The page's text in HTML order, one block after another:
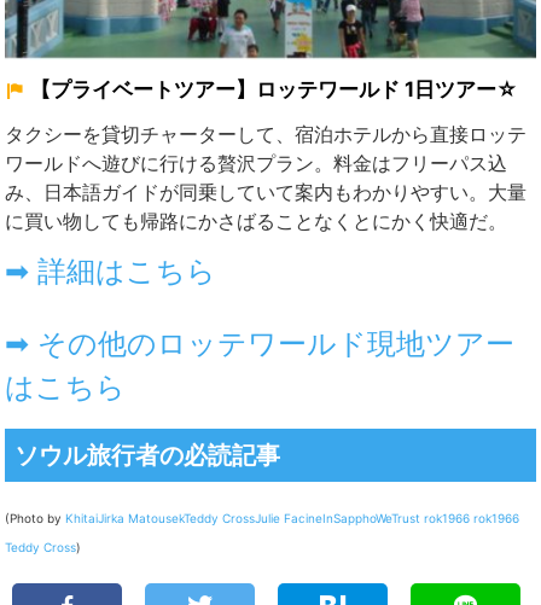
【プライベートツアー】ロッテワールド 1日ツアー☆
タクシーを貸切チャーターして、宿泊ホテルから直接ロッテ
ワールドへ遊びに行ける贅沢プラン。料金はフリーパス込
み、日本語ガイドが同乗していて案内もわかりやすい。大量
に買い物しても帰路にかさばることなくとにかく快適だ。
➡ 詳細はこちら
➡ その他のロッテワールド現地ツアー
はこちら
ソウル旅行者の必読記事
(Photo by KhitaiJirka MatousekTeddy CrossJulie FacineInSapphoWeTrust rok1966 rok1966
Teddy Cross)